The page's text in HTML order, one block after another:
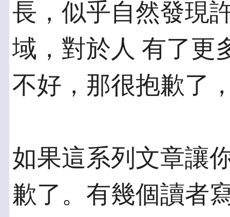
長，似乎自然發現
域，對於人 有了更
不好，那很抱歉了
如果這系列文章讓
歉了。有幾個讀者